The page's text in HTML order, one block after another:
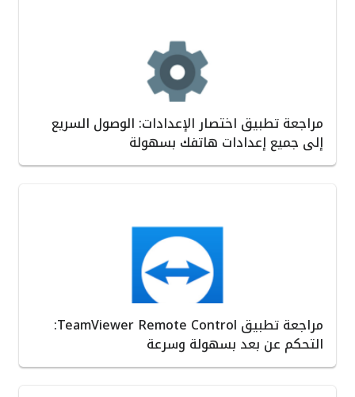
مراجعة تطبيق اختصار الإعدادات: الوصول السريع
إلى جميع إعدادات هاتفك بسهولة
مراجعة تطبيق TeamViewer Remote Control:
التحكم عن بعد بسهولة وسرعة